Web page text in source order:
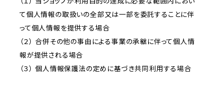
て個人情報の取扱いの全部又は一部を委託することに伴
って個人情報を提供する場合
（２） 合併その他の事由による事業の承継に伴って個人情
報が提供される場合
（３） 個人情報保護法の定めに基づき共同利用する場合